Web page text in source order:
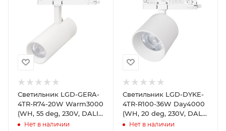
Светильник LGD-GERA-
4TR-R74-20W Warm3000
(WH, 55 deg, 230V, DALI)
(Arlight, IP20 Металл, 5
Нет в наличии
Светильник LGD-DYKE-
4TR-R100-36W Day4000
(WH, 20 deg, 230V, DALI)
(Arlight, IP20 Металл, 5
Нет в наличии